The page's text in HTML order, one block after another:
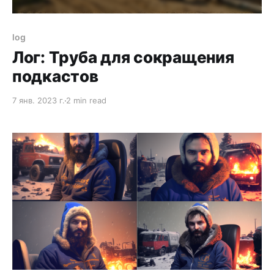
log
Лог: Труба для сокращения
подкастов
7 янв. 2023 г. 2 min read